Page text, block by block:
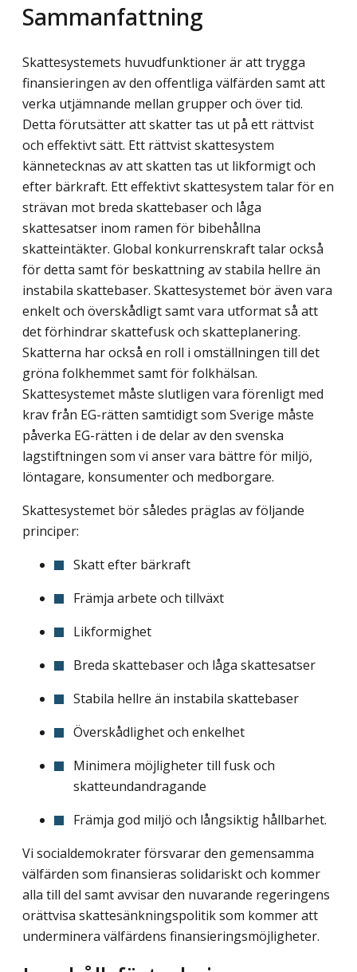
Sammanfattning
Skattesystemets huvudfunktioner är att trygga
finansieringen av den offentliga välfärden samt att
verka utjämnande mellan grupper och över tid.
Detta förutsätter att skatter tas ut på ett rättvist
och effektivt sätt. Ett rättvist skattesystem
kännetecknas av att skatten tas ut likformigt och
efter bärkraft. Ett effektivt skattesystem talar för en
strävan mot breda skattebaser och låga
skattesatser inom ramen för bibehållna
skatteintäkter. Global konkurrenskraft talar också
för detta samt för beskattning av stabila hellre än
instabila skattebaser. Skattesystemet bör även vara
enkelt och överskådligt samt vara utformat så att
det förhindrar skattefusk och skatteplanering.
Skatterna har också en roll i omställningen till det
gröna folkhemmet samt för folkhälsan.
Skattesystemet måste slutligen vara förenligt med
krav från EG-rätten samtidigt som Sverige måste
påverka EG-rätten i de delar av den svenska
lagstiftningen som vi anser vara bättre för miljö,
löntagare, konsumenter och medborgare.
Skattesystemet bör således präglas av följande
principer:
Skatt efter bärkraft
Främja arbete och tillväxt
Likformighet
Breda skattebaser och låga skattesatser
Stabila hellre än instabila skattebaser
Överskådlighet och enkelhet
Minimera möjligheter till fusk och
skatteundandragande
Främja god miljö och långsiktig hållbarhet.
Vi socialdemokrater försvarar den gemensamma
välfärden som finansieras solidariskt och kommer
alla till del samt avvisar den nuvarande regeringens
orättvisa skattesänkningspolitik som kommer att
underminera välfärdens finansieringsmöjligheter.